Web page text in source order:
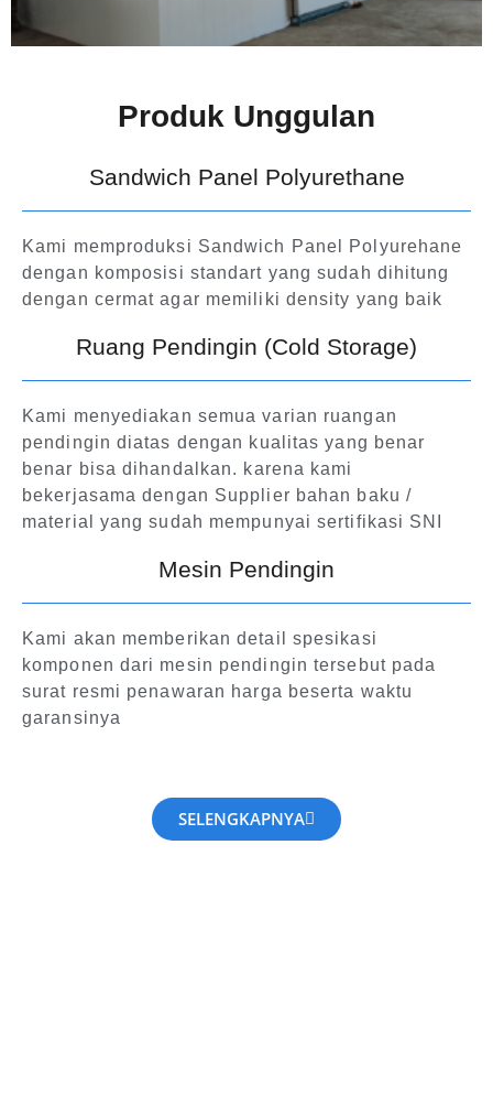
Produk Unggulan
Sandwich Panel Polyurethane
Kami memproduksi Sandwich Panel Polyurehane
dengan komposisi standart yang sudah dihitung
dengan cermat agar memiliki density yang baik
Ruang Pendingin (Cold Storage)
Kami menyediakan semua varian ruangan
pendingin diatas dengan kualitas yang benar
benar bisa dihandalkan. karena kami
bekerjasama dengan Supplier bahan baku /
material yang sudah mempunyai sertifikasi SNI
Mesin Pendingin
Kami akan memberikan detail spesikasi
komponen dari mesin pendingin tersebut pada
surat resmi penawaran harga beserta waktu
garansinya
SELENGKAPNYA